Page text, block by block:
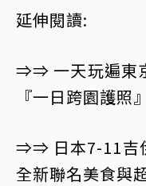
延伸閱讀:
⇒⇒ 一天玩遍東
『一日跨園護照
⇒⇒ 日本7-11吉
全新聯名美食與